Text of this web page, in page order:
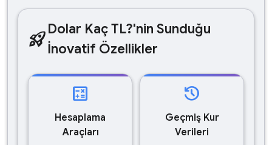
rocket_launchDolar Kaç TL?'nin Sunduğu
İnovatif Özellikler
calculate
Hesaplama
Araçları
history
Geçmiş Kur
Verileri